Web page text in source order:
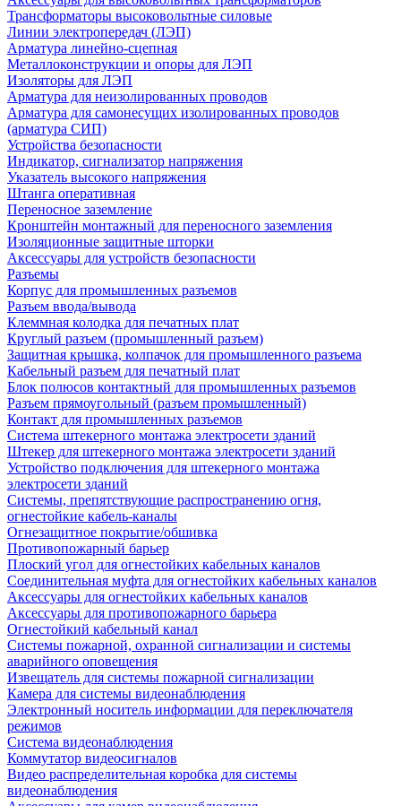
Трансформаторы высоковольтные силовые
Линии электропередач (ЛЭП)
Арматура линейно-сцепная
Металлоконструкции и опоры для ЛЭП
Изоляторы для ЛЭП
Арматура для неизолированных проводов
Арматура для самонесущих изолированных проводов
(арматура СИП)
Устройства безопасности
Индикатор, сигнализатор напряжения
Указатель высокого напряжения
Штанга оперативная
Переносное заземление
Кронштейн монтажный для переносного заземления
Изоляционные защитные шторки
Аксессуары для устройств безопасности
Разъемы
Корпус для промышленных разъемов
Разъем ввода/вывода
Клеммная колодка для печатных плат
Круглый разъем (промышленный разъем)
Защитная крышка, колпачок для промышленного разъема
Кабельный разъем для печатный плат
Блок полюсов контактный для промышленных разъемов
Разъем прямоугольный (разъем промышленный)
Контакт для промышленных разъемов
Система штекерного монтажа электросети зданий
Штекер для штекерного монтажа электросети зданий
Устройство подключения для штекерного монтажа
электросети зданий
Системы, препятствующие распространению огня,
огнестойкие кабель-каналы
Огнезащитное покрытие/обшивка
Противопожарный барьер
Плоский угол для огнестойких кабельных каналов
Соединительная муфта для огнестойких кабельных каналов
Аксессуары для огнестойких кабельных каналов
Аксессуары для противопожарного барьера
Огнестойкий кабельный канал
Системы пожарной, охранной сигнализации и системы
аварийного оповещения
Извещатель для системы пожарной сигнализации
Камера для системы видеонаблюдения
Электронный носитель информации для переключателя
режимов
Система видеонаблюдения
Коммутатор видеосигналов
Видео распределительная коробка для системы
видеонаблюдения